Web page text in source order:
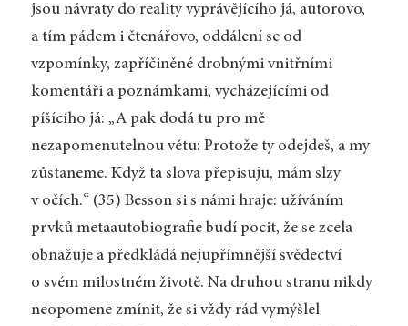
jsou návraty do reality vyprávějícího já, autorovo,
a tím pádem i čtenářovo, oddálení se od
vzpomínky, zapříčiněné drobnými vnitřními
komentáři a poznámkami, vycházejícími od
píšícího já: „A pak dodá tu pro mě
nezapomenutelnou větu: Protože ty odejdeš, a my
zůstaneme. Když ta slova přepisuju, mám slzy
v očích.“ (35) Besson si s námi hraje: užíváním
prvků metaautobiografie budí pocit, že se zcela
obnažuje a předkládá nejupřímnější svědectví
o svém milostném životě. Na druhou stranu nikdy
ne­opomene zmínit, že si vždy rád vymýšlel